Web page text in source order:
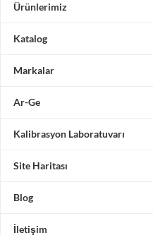
Ürünlerimiz
Katalog
Markalar
Ar-Ge
Kalibrasyon Laboratuvarı
Site Haritası
Blog
İletişim